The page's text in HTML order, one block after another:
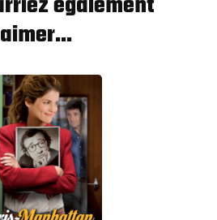
aimer...